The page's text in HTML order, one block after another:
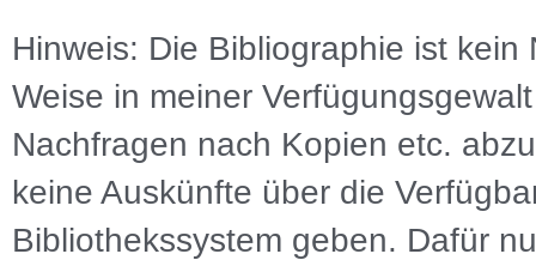
Hinweis: Die Bibliographie ist kein
Weise in meiner
Nachfragen nach Kopien etc.
keine Auskünfte über die
Bibliothekssystem geben. Dafür